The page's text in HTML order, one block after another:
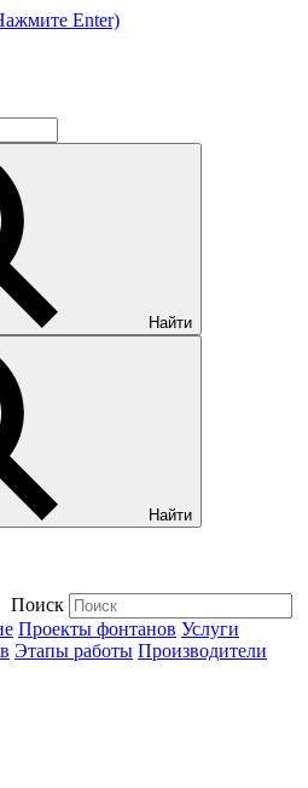
Enter)
Найти
Найти
Поиск
Проекты фонтанов Услуги
Этапы работы Производители